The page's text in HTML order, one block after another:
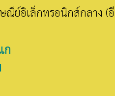
ณีย์อิเล็กทรอนิกส์กลาง (อี
ก